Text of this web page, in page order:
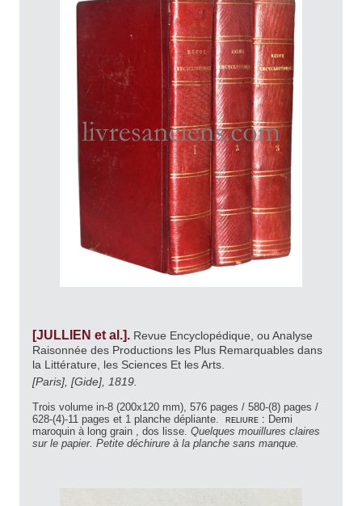
[JULLIEN et al.]. Revue Encyclopédique, ou Analyse
Raisonnée des Productions les Plus Remarquables dans
la Littérature, les Sciences Et les Arts.
[Paris], [Gide], 1819.
Trois volume in-8 (200x120 mm), 576 pages / 580-(8) pages /
628-(4)-11 pages et 1 planche dépliante. reliure : Demi
maroquin à long grain , dos lisse. Quelques mouillures claires
sur le papier. Petite déchirure à la planche sans manque.